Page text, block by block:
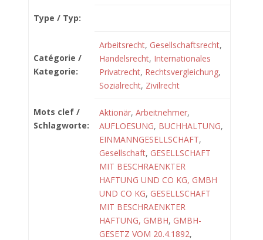
Type / Typ:
Catégorie /
Kategorie:
Arbeitsrecht, Gesellschaftsrecht,
Handelsrecht, Internationales
Privatrecht, Rechtsvergleichung,
Sozialrecht, Zivilrecht
Mots clef /
Schlagworte:
Aktionär, Arbeitnehmer,
AUFLOESUNG, BUCHHALTUNG,
EINMANNGESELLSCHAFT,
Gesellschaft, GESELLSCHAFT
MIT BESCHRAENKTER
HAFTUNG UND CO KG, GMBH
UND CO KG, GESELLSCHAFT
MIT BESCHRAENKTER
HAFTUNG, GMBH, GMBH-
GESETZ VOM 20.4.1892,